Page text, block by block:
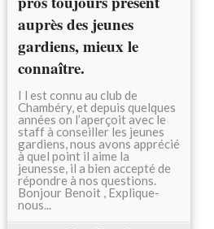
auprès des jeunes
gardiens, mieux le
connaître.
I l est connu au club de
Chambéry, et depuis quelques
années on l’aperçoit avec le
staff à conseiller les jeunes
gardiens, nous avons apprécié
à quel point il aime la
jeunesse, il a bien accepté de
répondre à nos questions.
Bonjour Benoit , Explique-
nous...